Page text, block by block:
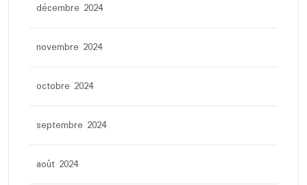
décembre 2024
novembre 2024
octobre 2024
septembre 2024
août 2024